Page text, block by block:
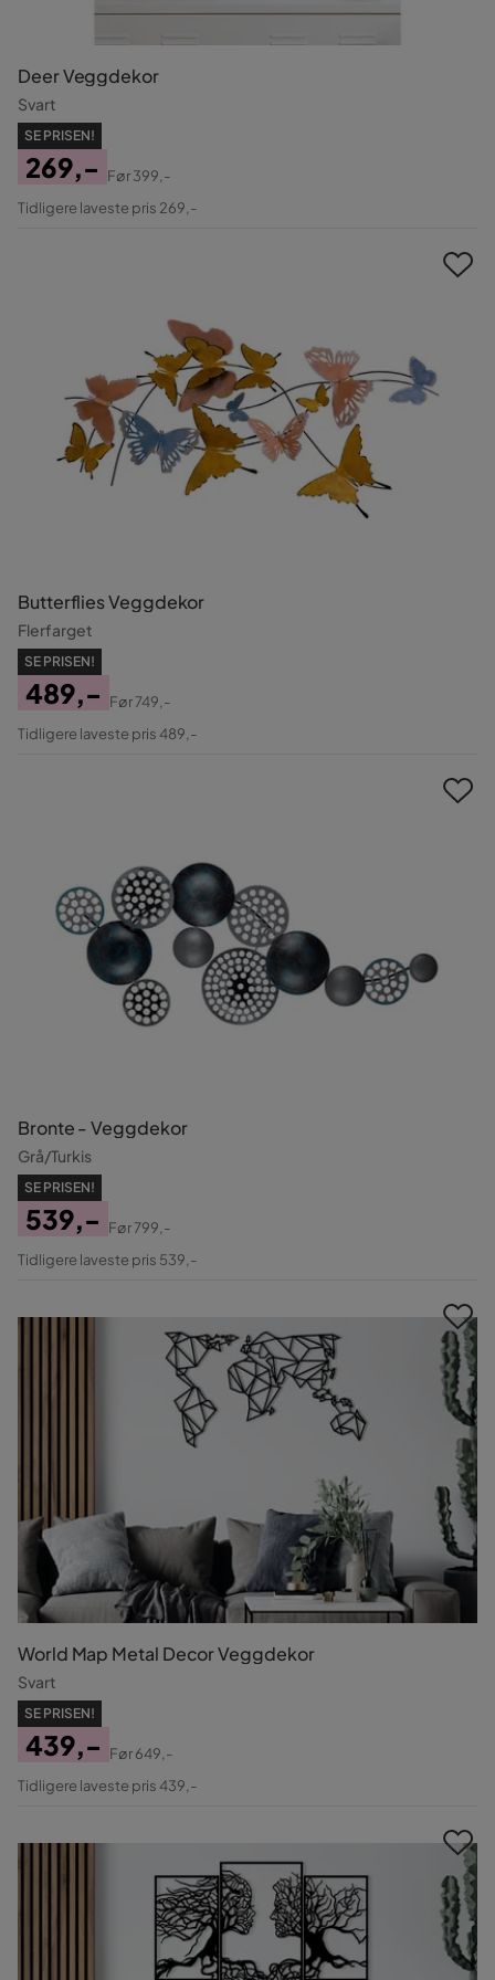
Deer Veggdekor
Svart
SE PRISEN!
Pris
269,-
Original
Før399,-
Tidligere laveste pris 269,-
Butterflies Veggdekor
Flerfarget
SE PRISEN!
Pris
489,-
Original
Før749,-
Tidligere laveste pris 489,-
Bronte - Veggdekor
Grå/Turkis
SE PRISEN!
Pris
539,-
Original
Før799,-
Tidligere laveste pris 539,-
World Map Metal Decor Veggdekor
Svart
SE PRISEN!
Pris
439,-
Original
Før649,-
Tidligere laveste pris 439,-